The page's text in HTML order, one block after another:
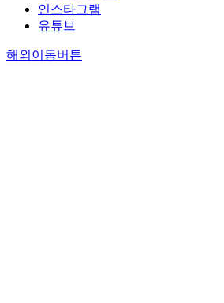
인스타그램
유튜브
해외이동버튼